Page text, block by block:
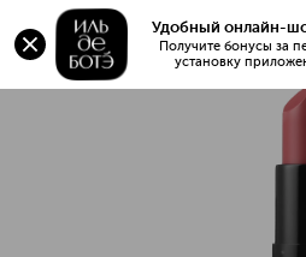
Удобный онлайн-
Получите бонусы за
установку
Оригинал 💯 Absolute
купить в интернет
доставкой.
Absolute Глянцевая губная